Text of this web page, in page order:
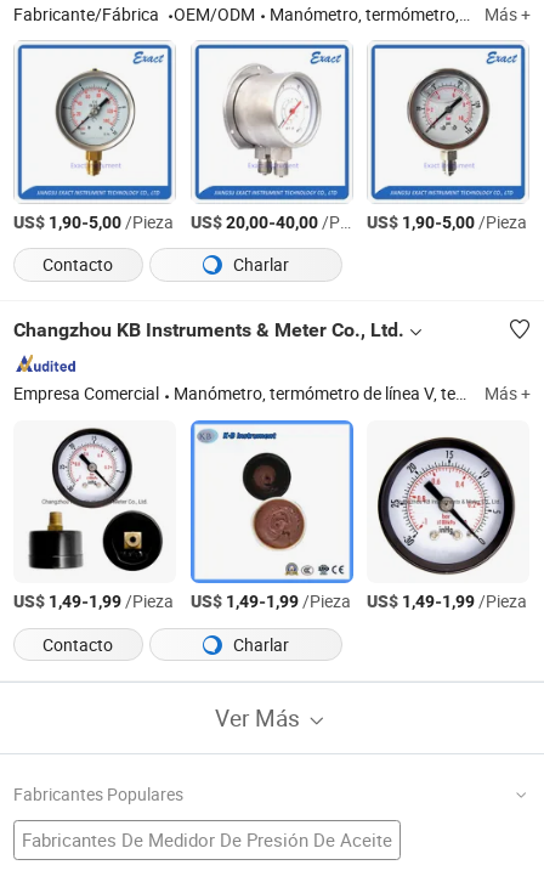
Fabricante/Fábrica
OEM/ODM Manómetro, termómetro, piezas de repuesto Más +
US$ 1,90-5,00/Pieza US$20,00-40,00/Pieza US$ 1,90-5,00/Pieza
Contacto
Charlar
Changzhou KB Instruments & Meter Co., Ltd.
Empresa Comercial Manómetro, termómetro de línea V, termómetro industrial, termómetro bimetálico, termómetro de gases de escape, manómetro digital, termómetro digital, barómetro náutico, reloj náutico de cuarzo Más +
US$ 1,49-1,99/Pieza US$ 1,49-1,99/Pieza US$ 1,49-1,99/Pieza
Contacto
Charlar
Ver Más
Fabricantes Populares
Fabricantes De Medidor De Presión De Aceite